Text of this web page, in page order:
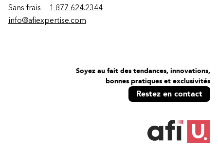
Sans frais
1 877 624.2344
info@afiexpertise.com
Soyez au fait des tendances, innovations,
bonnes pratiques et exclusivités
Restez en contact